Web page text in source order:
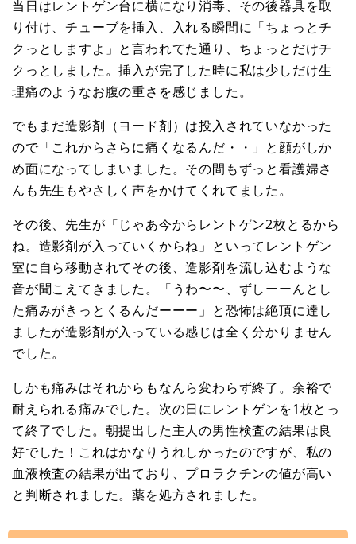
当日はレントゲン台に横になり消毒、その後器具を取
り付け、チューブを挿入、入れる瞬間に「ちょっとチ
クっとしますよ」と言われてた通り、ちょっとだけチ
クっとしました。挿入が完了した時に私は少しだけ生
理痛のようなお腹の重さを感じました。
でもまだ造影剤（ヨード剤）は投入されていなかった
ので「これからさらに痛くなるんだ・・」と顔がしか
め面になってしまいました。その間もずっと看護婦さ
んも先生もやさしく声をかけてくれてました。
その後、先生が「じゃあ今からレントゲン2枚とるから
ね。造影剤が入っていくからね」といってレントゲン
室に自ら移動されてその後、造影剤を流し込むような
音が聞こえてきました。「うわ〜〜、ずしーーんとし
た痛みがきっとくるんだーーー」と恐怖は絶頂に達し
ましたが造影剤が入っている感じは全く分かりません
でした。
しかも痛みはそれからもなんら変わらず終了。余裕で
耐えられる痛みでした。次の日にレントゲンを1枚とっ
て終了でした。朝提出した主人の男性検査の結果は良
好でした！これはかなりうれしかったのですが、私の
血液検査の結果が出ており、プロラクチンの値が高い
と判断されました。薬を処方されました。